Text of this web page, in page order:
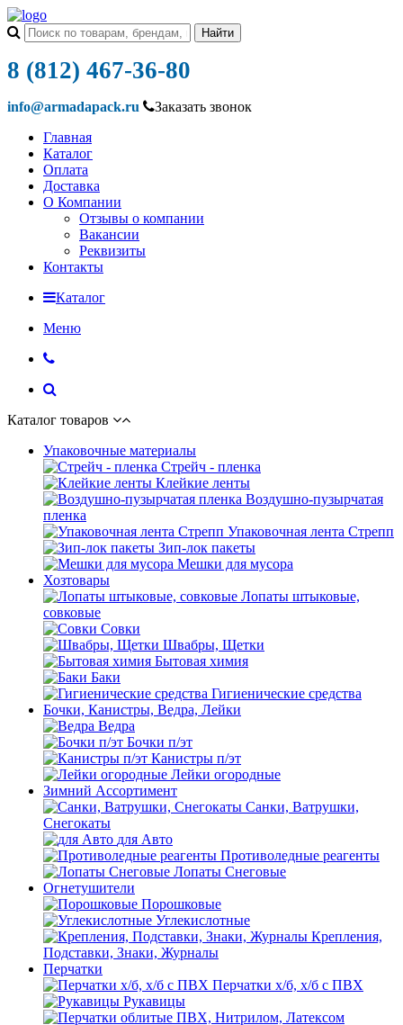
8 (812) 467-36-80
info@armadapack.ru
Заказать звонок
Главная
Каталог
Оплата
Доставка
О Компании
Отзывы о компании
Вакансии
Реквизиты
Контакты
Каталог
Меню
Каталог товаров
Упаковочные материалы
Стрейч - пленка
Клейкие ленты
Воздушно-пузырчатая
пленка
Упаковочная лента Стрепп
Зип-лок пакеты
Мешки для мусора
Хозтовары
Лопаты штыковые,
совковые
Совки
Швабры, Щетки
Бытовая химия
Баки
Гигиенические средства
Бочки, Канистры, Ведра, Лейки
Ведра
Бочки п/эт
Канистры п/эт
Лейки огородные
Зимний Ассортимент
Санки, Ватрушки,
Снегокаты
для Авто
Противоледные реагенты
Лопаты Снеговые
Огнетушители
Порошковые
Углекислотные
Крепления,
Подставки, Знаки, Журналы
Перчатки
Перчатки х/б, х/б с ПВХ
Рукавицы